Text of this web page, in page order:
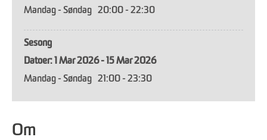
Mandag - Søndag
20:00 - 22:30
Sesong
1 Mar 2026 - 15 Mar 2026
Mandag - Søndag
21:00 - 23:30
Om